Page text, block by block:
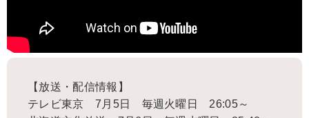
【放送・配信情報】
テレビ東京 7月5日 毎週火曜日 26:05～